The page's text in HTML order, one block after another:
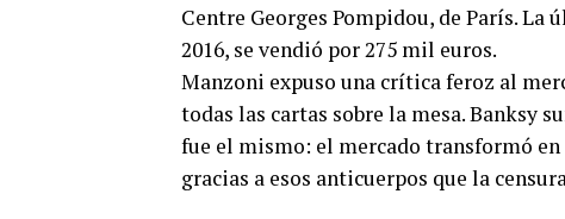
Centre Georges Pompidou, de París. La
2016, se vendió por 275 mil euros.
Manzoni expuso una crítica feroz al
todas las cartas sobre la mesa. Banksy
fue el mismo: el mercado transformó
gracias a esos anticuerpos que la